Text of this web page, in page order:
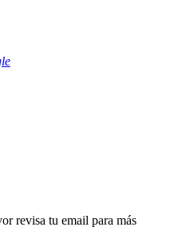
revisa tu email para más